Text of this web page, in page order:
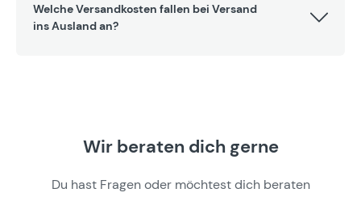
Welche Versandkosten fallen bei Versand
ins Ausland an?
Wir beraten dich gerne
Du hast Fragen oder möchtest dich beraten